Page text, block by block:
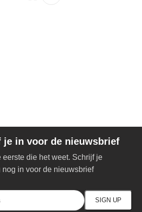
je in voor de nieuwsbrief
eerste die het weet. Schrijf je
nog in voor de nieuwsbrief